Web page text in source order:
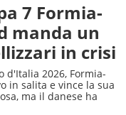
7 Formia-
manda un
in crisi
d'Italia 2026, Formia-
in salita e vince la sua
ma il danese ha